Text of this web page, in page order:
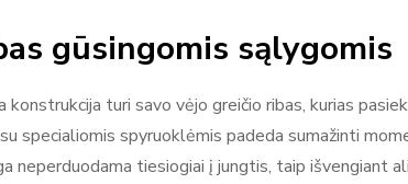
gūsingomis sąlygomis
konstrukcija turi savo vėjo greičio ribas, kurias
specialiomis spyruoklėmis padeda sumažinti
neperduodama tiesiogiai į jungtis, taip išvengiant